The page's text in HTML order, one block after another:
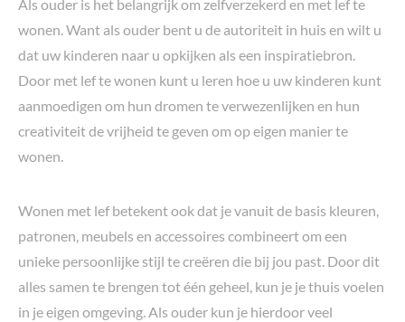
Als ouder is het belangrijk om zelfverzekerd en met lef te
wonen. Want als ouder bent u de autoriteit in huis en wilt u
dat uw kinderen naar u opkijken als een inspiratiebron.
Door met lef te wonen kunt u leren hoe u uw kinderen kunt
aanmoedigen om hun dromen te verwezenlijken en hun
creativiteit de vrijheid te geven om op eigen manier te
wonen.
Wonen met lef betekent ook dat je vanuit de basis kleuren,
patronen, meubels en accessoires combineert om een
unieke persoonlijke stijl te creëren die bij jou past. Door dit
alles samen te brengen tot één geheel, kun je je thuis voelen
in je eigen omgeving. Als ouder kun je hierdoor veel